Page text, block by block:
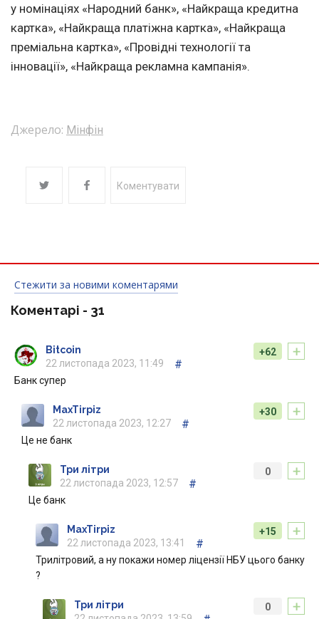
у номінаціях «Народний банк», «Найкраща кредитна
картка», «Найкраща платіжна картка», «Найкраща
преміальна картка», «Провідні технології та
інновації», «Найкраща рекламна кампанія».
Джерело: Мінфін
Коментувати
Стежити за новими коментарями
Коментарі - 31
+
+62
Bitcoin
22 листопада 2023, 11:49
#
Банк супер
+
+30
MaxTirpiz
22 листопада 2023, 12:27
#
Це не банк
+
0
Три літри
22 листопада 2023, 12:57
#
Це банк
+
+15
MaxTirpiz
22 листопада 2023, 13:41
#
Трилітровий, а ну покажи номер ліцензії НБУ цього банку
?
+
0
Три літри